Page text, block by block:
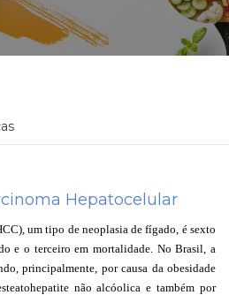
Hepatocelular
, um tipo de neoplasia de fígado, é sexto
e o terceiro em mortalidade. No Brasil, a
, principalmente, por causa daobesidade
não alcóolica e também por